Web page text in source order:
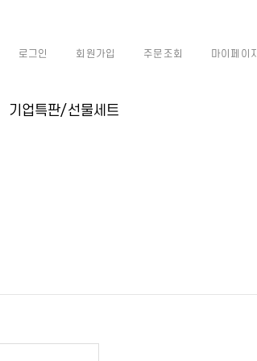
기업특판/선물세트
로그인 회원가입 주문조회 마이페이지